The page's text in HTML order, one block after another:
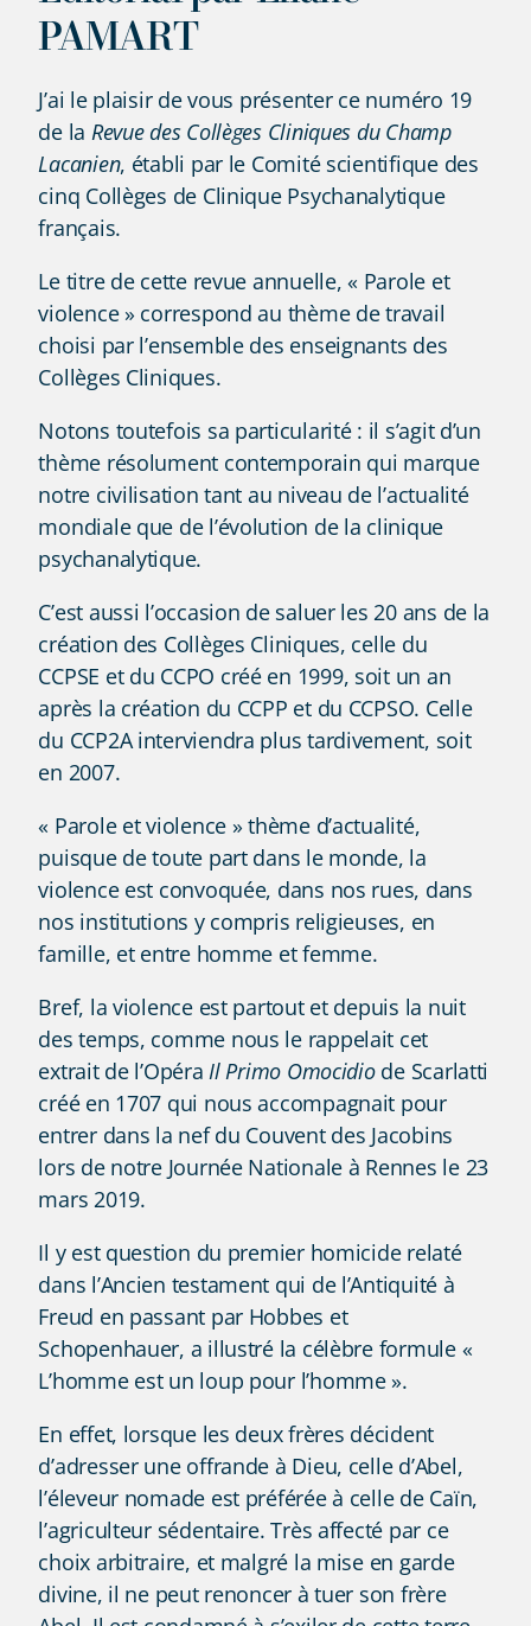
PAMART
J’ai le plaisir de vous présenter ce numéro 19
de la Revue des Collèges Cliniques du Champ
Lacanien, établi par le Comité scientifique des
cinq Collèges de Clinique Psychanalytique
français.
Le titre de cette revue annuelle, « Parole et
violence » correspond au thème de travail
choisi par l’ensemble des enseignants des
Collèges Cliniques.
Notons toutefois sa particularité : il s’agit d’un
thème résolument contemporain qui marque
notre civilisation tant au niveau de l’actualité
mondiale que de l’évolution de la clinique
psychanalytique.
C’est aussi l’occasion de saluer les 20 ans de la
création des Collèges Cliniques, celle du
CCPSE et du CCPO créé en 1999, soit un an
après la création du CCPP et du CCPSO. Celle
du CCP2A interviendra plus tardivement, soit
en 2007.
« Parole et violence » thème d’actualité,
puisque de toute part dans le monde, la
violence est convoquée, dans nos rues, dans
nos institutions y compris religieuses, en
famille, et entre homme et femme.
Bref, la violence est partout et depuis la nuit
des temps, comme nous le rappelait cet
extrait de l’OpéraIl Primo Omocidiode Scarlatti
créé en 1707 qui nous accompagnait pour
entrer dans la nef du Couvent des Jacobins
lors de notre Journée Nationale à Rennes le 23
mars 2019.
Il y est question du premier homicide relaté
dans l’Ancien testament qui de l’Antiquité à
Freud en passant par Hobbes et
Schopenhauer, a illustré la célèbre formule «
L’homme est un loup pour l’homme ».
En effet, lorsque les deux frères décident
d’adresser une offrande à Dieu, celle d’Abel,
l’éleveur nomade est préférée à celle de Caïn,
l’agriculteur sédentaire. Très affecté par ce
choix arbitraire, et malgré la mise en garde
divine, il ne peut renoncer à tuer son frère